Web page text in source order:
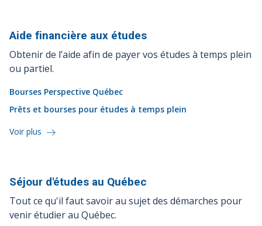
Aide financière aux études
Obtenir de l’aide afin de payer vos études à temps plein
ou partiel.
Bourses Perspective Québec
Prêts et bourses pour études à temps plein
Voir plus
Séjour d'études au Québec
Tout ce qu'il faut savoir au sujet des démarches pour
venir étudier au Québec.